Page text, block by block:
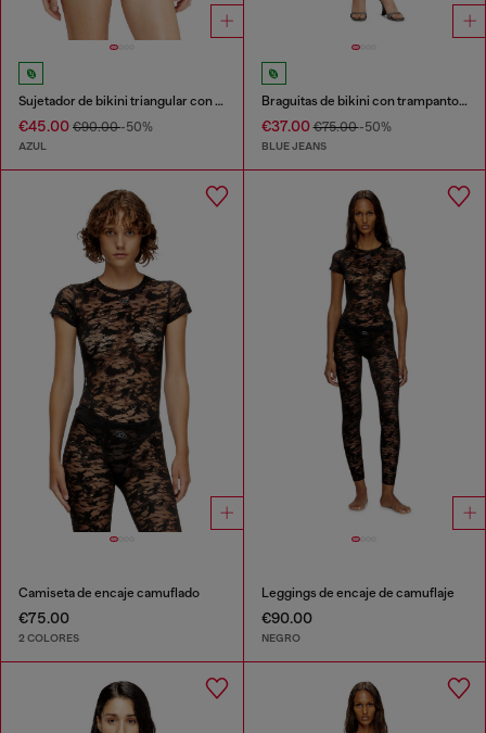
Sujetador de bikini triangular con trampantojo de denim
€45.00 €90.00-50%
AZUL
Braguitas de bikini con trampantojo de denim
€37.00€75.00-50%
BLUE JEANS
Camiseta de encaje camuflado
€75.00
2 COLORES
Leggings de encaje de camuflaje
€90.00
NEGRO